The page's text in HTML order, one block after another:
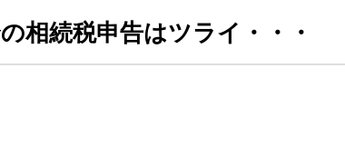
相続税申告はツライ・・・